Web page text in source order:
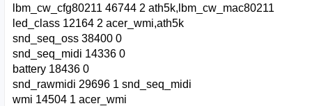
lbm_cw_cfg80211 46744 2 ath5k,lbm_cw_mac80211
led_class 12164 2 acer_wmi,ath5k
snd_seq_oss 38400 0
snd_seq_midi 14336 0
battery 18436 0
snd_rawmidi 29696 1 snd_seq_midi
wmi 14504 1 acer_wmi